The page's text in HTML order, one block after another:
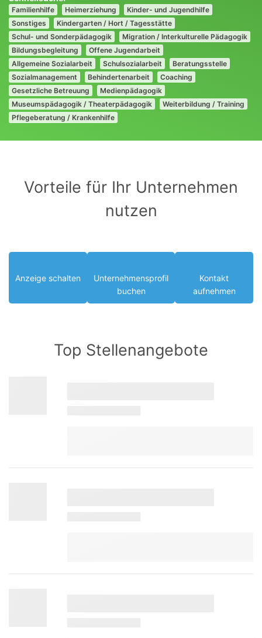
Familienhilfe Heimerziehung
Kinder- und Jugendhilfe
Sonstiges
Kindergarten / Hort / Tagesstätte
Schul- und Sonderpädagogik
Migration / Interkulturelle Pädagogik
Bildungsbegleitung
Offene Jugendarbeit
Allgemeine Sozialarbeit
Schulsozialarbeit
Beratungsstelle
Sozialmanagement
Behindertenarbeit
Coaching
Gesetzliche Betreuung
Medienpädagogik
Museumspädagogik / Theaterpädagogik
Weiterbildung / Training
Pflegeberatung / Krankenhilfe
Vorteile für Ihr Unternehmen
nutzen
Anzeige schalten
Unternehmensprofil
buchen
Kontakt
aufnehmen
Top Stellenangebote